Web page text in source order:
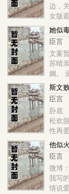
和少
边，
女版
恋，
文 ，
力敌
少将
始自
已经
她似
臣言
文案
苏晴
姻。
闷骚
似火
流，
最佳
彻底
斯文
臣言
卧底
松欢
性再
文，
家不
多壕
类。
森）
他似火
臣言
微博
我写
情说